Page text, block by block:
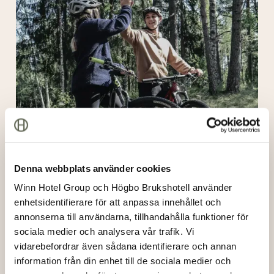
Denna webbplats använder cookies
Winn Hotel Group och Högbo Brukshotell använder
enhetsidentifierare för att anpassa innehållet och
annonserna till användarna, tillhandahålla funktioner för
sociala medier och analysera vår trafik. Vi
vidarebefordrar även sådana identifierare och annan
information från din enhet till de sociala medier och
5/6/2026
spa
på
Högbo
—
den
perfekta
helgen
er
Bemästra
tekniken:
Högbo
MTB